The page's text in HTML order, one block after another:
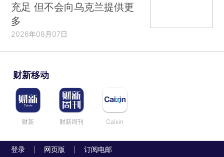
充足 但不会向乌克兰提供更
多
2026年08月07日
财新移动
财新 财新周刊 Caixin
登录 网页版 订阅电邮